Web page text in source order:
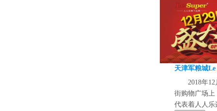
2018年
街购物广场
代表着人人乐